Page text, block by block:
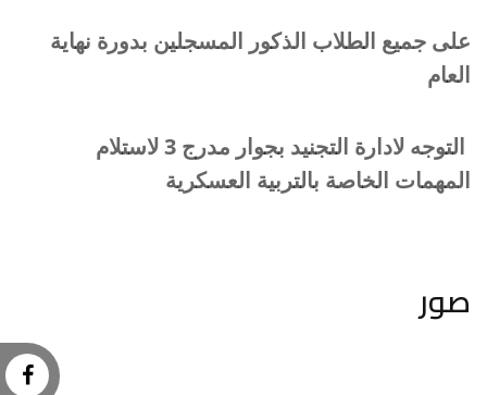
على جميع الطلاب الذكور المسجلين بدورة نهاية
العام
التوجه لادارة التجنيد بجوار مدرج 3 لاستلام
المهمات الخاصة بالتربية العسكرية
صور